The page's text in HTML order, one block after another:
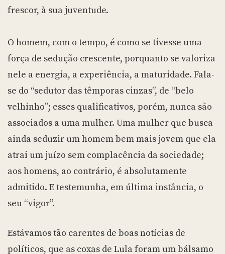
frescor, à sua juventude.
O homem, com o tempo, é como se tivesse uma
força de sedução crescente, porquanto se valoriza
nele a energia, a experiência, a maturidade. Fala-
se do “sedutor das têmporas cinzas”, de “belo
velhinho”; esses qualificativos, porém, nunca são
associados a uma mulher. Uma mulher que busca
ainda seduzir um homem bem mais jovem que ela
atrai um juízo sem complacência da sociedade;
aos homens, ao contrário, é absolutamente
admitido. E testemunha, em última instância, o
seu “vigor”.
Estávamos tão carentes de boas notícias de
políticos, que as coxas de Lula foram um bálsamo